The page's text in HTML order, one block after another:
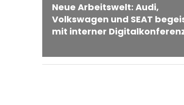
Neue Arbeitswelt: Audi,
Volkswagen und SEAT
mit interner